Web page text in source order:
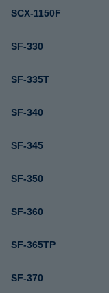
SCX-1150F
SF-330
SF-335T
SF-340
SF-345
SF-350
SF-360
SF-365TP
SF-370